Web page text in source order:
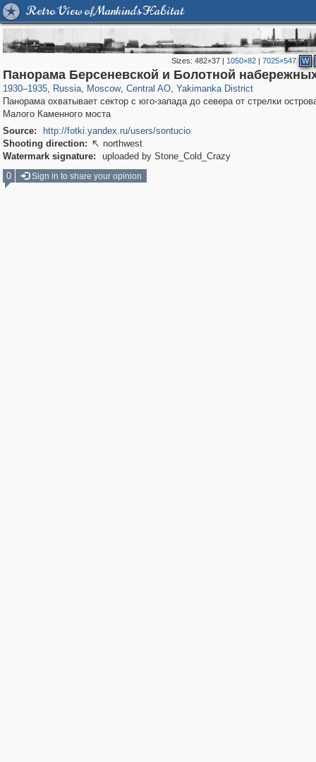
Retro View of Mankind's Habitat
Sizes:482×37 | 1050×82 |7025×547 W
Панорама Берсеневской и Болотной
1930–1935, Russia
1,406,257 29,243
, Moscow
319,779 8,286
, Central AO
159,978 5,916
, Yakimanka District
13,375 458
Панорама охватывает сектор с юго-запада до севера от стрелки
Малого Каменного моста
Source:
http://fotki.yandex.ru/users/sontucio
Shooting direction:  northwest
Watermark signature:
uploaded by Stone_Cold_Crazy
0
Sign in to share your opinion